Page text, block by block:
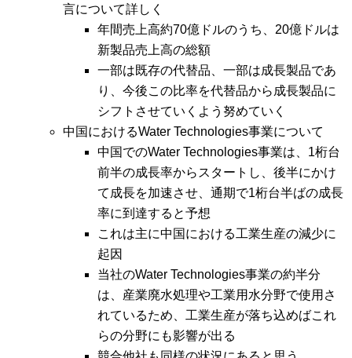
言について詳しく
年間売上高約70億ドルのうち、20億ドルは
新製品売上高の総額
一部は既存の代替品、一部は成長製品であ
り、今後この比率を代替品から成長製品に
シフトさせていくよう努めていく
中国におけるWater Technologies事業について
中国でのWater Technologies事業は、1桁台
前半の成長率からスタートし、後半にかけ
て成長を加速させ、通期で1桁台半ばの成長
率に到達すると予想
これは主に中国における工業生産の減少に
起因
当社のWater Technologies事業の約半分
は、産業廃水処理や工業用水分野で使用さ
れているため、工業生産が落ち込めばこれ
らの分野にも影響が出る